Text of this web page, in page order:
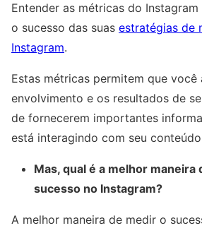
Entender as métricas do
o sucesso das suas estratégias de
Instagram.
Estas métricas permitem que você
envolvimento e os resultados de
de fornecerem importantes
está interagindo com seu
Mas, qual é a melhor maneira
sucesso no Instagram?
A melhor maneira de medir o